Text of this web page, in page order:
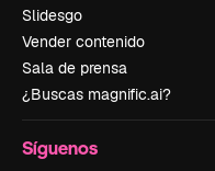
Slidesgo
Vender contenido
Sala de prensa
¿Buscas magnific.ai?
Síguenos